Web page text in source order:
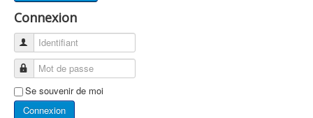
Présentations scientifiques
Historique des séances
Bourse de recherche
Groupes de Travail
Conseils aux Voyageurs
Connexion
Identifiant
Mot de passe
Se souvenir de moi
Connexion